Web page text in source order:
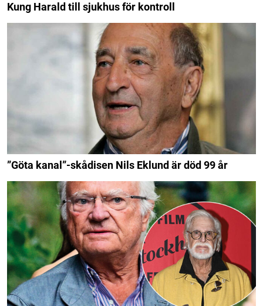
Kung Harald till sjukhus för kontroll
”Göta kanal”-skådisen Nils Eklund är död 99 år